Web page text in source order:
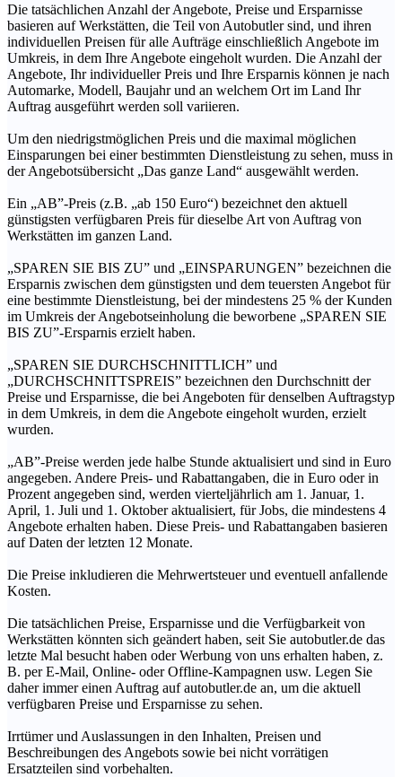
Die tatsächlichen Anzahl der Angebote, Preise und Ersparnisse
basieren auf Werkstätten, die Teil von Autobutler sind, und ihren
individuellen Preisen für alle Aufträge einschließlich Angebote im
Umkreis, in dem Ihre Angebote eingeholt wurden. Die Anzahl der
Angebote, Ihr individueller Preis und Ihre Ersparnis können je nach
Automarke, Modell, Baujahr und an welchem Ort im Land Ihr
Auftrag ausgeführt werden soll variieren.
Um den niedrigstmöglichen Preis und die maximal möglichen
Einsparungen bei einer bestimmten Dienstleistung zu sehen, muss in
der Angebotsübersicht „Das ganze Land“ ausgewählt werden.
Ein „AB”-Preis (z.B. „ab 150 Euro“) bezeichnet den aktuell
günstigsten verfügbaren Preis für dieselbe Art von Auftrag von
Werkstätten im ganzen Land.
„SPAREN SIE BIS ZU” und „EINSPARUNGEN” bezeichnen die
Ersparnis zwischen dem günstigsten und dem teuersten Angebot für
eine bestimmte Dienstleistung, bei der mindestens 25 % der Kunden
im Umkreis der Angebotseinholung die beworbene „SPAREN SIE
BIS ZU”-Ersparnis erzielt haben.
„SPAREN SIE DURCHSCHNITTLICH” und
„DURCHSCHNITTSPREIS” bezeichnen den Durchschnitt der
Preise und Ersparnisse, die bei Angeboten für denselben Auftragstyp
in dem Umkreis, in dem die Angebote eingeholt wurden, erzielt
wurden.
„AB”-Preise werden jede halbe Stunde aktualisiert und sind in Euro
angegeben. Andere Preis- und Rabattangaben, die in Euro oder in
Prozent angegeben sind, werden vierteljährlich am 1. Januar, 1.
April, 1. Juli und 1. Oktober aktualisiert, für Jobs, die mindestens 4
Angebote erhalten haben. Diese Preis- und Rabattangaben basieren
auf Daten der letzten 12 Monate.
Die Preise inkludieren die Mehrwertsteuer und eventuell anfallende
Kosten.
Die tatsächlichen Preise, Ersparnisse und die Verfügbarkeit von
Werkstätten könnten sich geändert haben, seit Sie autobutler.de das
letzte Mal besucht haben oder Werbung von uns erhalten haben, z.
B. per E-Mail, Online- oder Offline-Kampagnen usw. Legen Sie
daher immer einen Auftrag auf autobutler.de an, um die aktuell
verfügbaren Preise und Ersparnisse zu sehen.
Irrtümer und Auslassungen in den Inhalten, Preisen und
Beschreibungen des Angebots sowie bei nicht vorrätigen
Ersatzteilen sind vorbehalten.